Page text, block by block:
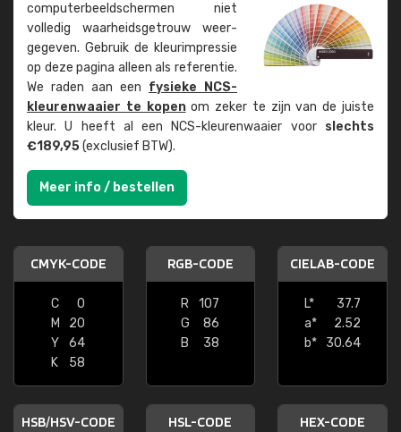
computer­beeld­schermen niet
volledig waarheids­­getrouw weer­
gegeven. Gebruik de kleur­impressie
op deze pagina alleen als referentie.
We raden aan een fysieke NCS-
kleuren­waaier te kopenom zeker te zijn van de juiste
kleur. U heeft al een NCS-kleuren­waaier voor slechts
€189,95(exclusief BTW).
Meer info / bestellen
CMYK-CODE
C
0
M
20
Y
64
K
58
RGB-CODE
R
107
G
86
B
38
CIELAB-CODE
L*
37.7
a*
2.52
b*
30.64
HSB/HSV-CODE HSL-CODE HEX-CODE